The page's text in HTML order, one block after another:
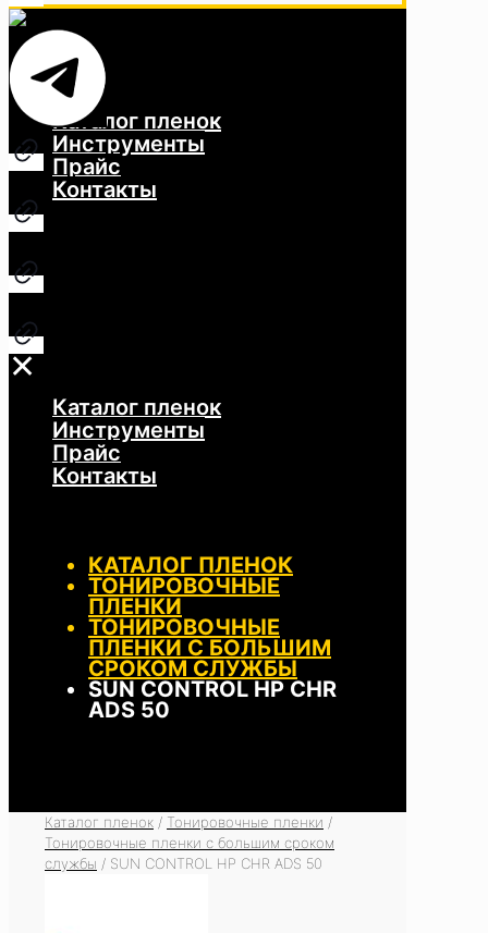
✕
Каталог пленок
Инструменты
Прайс
Контакты
✕
Каталог пленок
Инструменты
Прайс
Контакты
Каталог
КАТАЛОГ ПЛЕНОК
ТОНИРОВОЧНЫЕ
ПЛЕНКИ
ТОНИРОВОЧНЫЕ
ПЛЕНКИ С БОЛЬШИМ
СРОКОМ СЛУЖБЫ
SUN CONTROL HP CHR
ADS 50
Каталог пленок / Тонировочные пленки /
Тонировочные пленки с большим сроком
службы / SUN CONTROL HP CHR ADS 50